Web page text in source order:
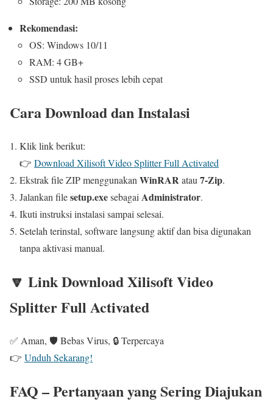
Rekomendasi:
OS: Windows 10/11
RAM: 4 GB+
SSD untuk hasil proses lebih cepat
Cara Download dan Instalasi
Klik link berikut:
👉 Download Xilisoft Video Splitter Full Activated
Ekstrak file ZIP menggunakanWinRARatau7-Zip.
Jalankan filesetup.exesebagaiAdministrator.
Ikuti instruksi instalasi sampai selesai.
Setelah terinstal, software langsung aktif dan bisa digunakan
tanpa aktivasi manual.
🔽 Link Download Xilisoft Video
Splitter Full Activated
✅ Aman, 🛡️ Bebas Virus, 🔒 Terpercaya
👉 Unduh Sekarang!
FAQ – Pertanyaan yang Sering Diajukan